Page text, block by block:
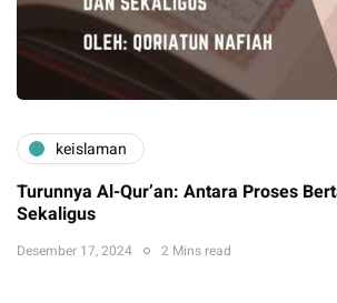
keislaman
Turunnya Al-Qur’an: Antara Proses
Sekaligus
Desember 17, 2024 2 Mins read